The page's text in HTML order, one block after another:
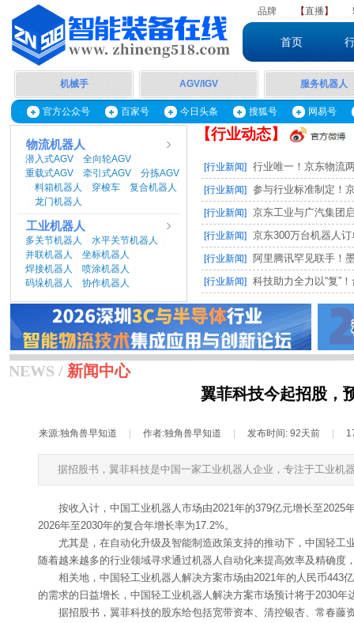
品牌 【直播】
首页
机械手 服务机器人
AGV/IGV
官方公众号 百家号 今日头条 搜狐号 网易号
【行业动态】
物流机器人
潜入式AGV 全向轮AGV
重载式AGV 牵引式AGV 分拣AGV
料箱机器人 穿梭车 复合机器人
龙门机器人
工业机器人
多关节机器人 水平关节机器人
并联机器人 坐标机器人
焊接机器人 喷涂机器人
码垛机器人 协作机器人
[行业新闻] 行业唯一！京东物流
[行业新闻] 参与行业标准制定！
[行业新闻] 京东工业与广汽集团
[行业新闻] 京东300万台机器人
[行业新闻] 阿里腾讯罕见联手！
[行业新闻] 科技助力全力以“复”
NEWS / 新闻中心
翼菲科技今起招股，
来源:独角兽早知道 作者:独角兽早知道 发布时间: 92天前
据招股书，翼菲科技是中国一家工业机器人企业，专注于工业
按收入计，中国工业机器人市场由2021年的379亿元增长至
2026年至2030年的复合年增长率为17.2%。
尤其是，在自动化升级及智能制造政策支持的推动下，中国轻
随着越来越多的行业领域寻求通过机器人自动化来提高效率及精确
相关地，中国轻工业机器人解决方案市场由2021年的人民币443
的需求的日益增长，中国轻工业机器人解决方案市场预计将于2030
据招股书，翼菲科技的股东给包括宽带资本、清控银杏、常春藤